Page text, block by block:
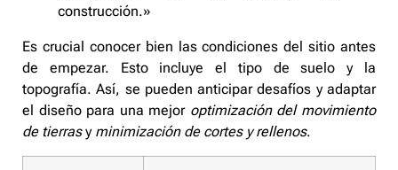
construcción.»
Es crucial conocer bien las condiciones del sitio antes
de empezar. Esto incluye el tipo de suelo y la
topografía. Así, se pueden anticipar desafíos y adaptar
el diseño para una mejor optimización del movimiento
de tierrasy minimización de cortes y rellenos.